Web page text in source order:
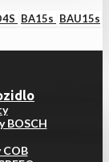
BA15s BAU15s
BOSCH